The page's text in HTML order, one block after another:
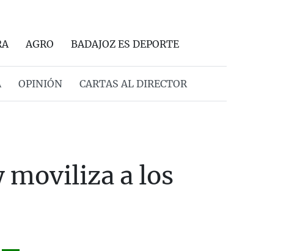
AGRO BADAJOZ ES DEPORTE
OPINIÓN CARTAS AL DIRECTOR
moviliza a los